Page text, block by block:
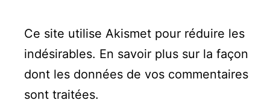
Ce site utilise Akismet pour réduire les
indésirables. En savoir plus sur la façon
dont les données de vos commentaires
sont traitées.